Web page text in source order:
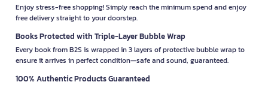
Enjoy stress-free shopping! Simply reach the minimum spend and enjoy
free delivery straight to your doorstep.
Books Protected with Triple-Layer Bubble Wrap
Every book from B2S is wrapped in 3 layers of protective bubble wrap to
ensure it arrives in perfect condition—safe and sound, guaranteed.
100% Authentic Products Guaranteed